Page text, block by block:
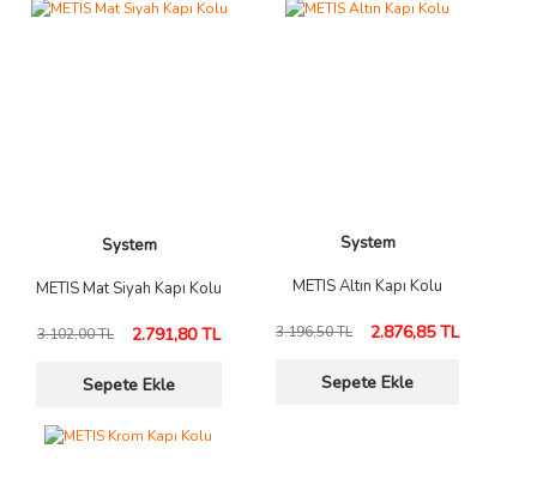
System
METIS Mat Siyah Kapı Kolu
3.102,00 TL 2.791,80 TL
Sepete Ekle
System
METIS Altın Kapı Kolu
3.196,50 TL 2.876,85 TL
Sepete Ekle